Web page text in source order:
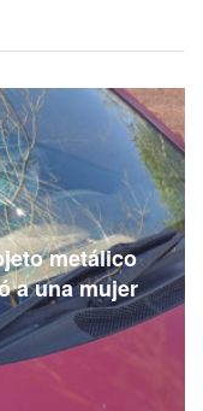
opera el
que acecha a